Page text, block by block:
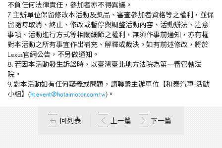
不負任何法律責任，參加者亦不得異議。
7. 主辦單位保留修改本活動及獎品、審查參加者資格等之權利，並保
留隨時取消、終止、修改或暫停與調整活動內容、活動辦法、注意
事項、活動進行方式等相關細節之權利，無須作事前通知，亦有權
對本活動之所有事宜作出補充、解釋或裁決。如有前述修改，將於
Lexus官網公告，不另做通知。
8. 若因本活動發生訴訟時，以臺灣臺北地方法院為第一審管轄法
院。
9. 對本活動如有任何疑義或問題，請聯繫主辦單位【和泰汽車-活動
小組】 (ht.event@hotaimotor.com.tw)。
回列表 上一篇 下一篇